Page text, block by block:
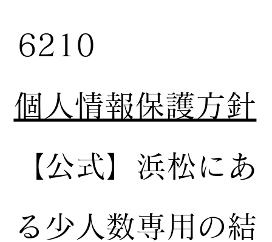
6210
個人情報保護方針
【公式】 浜松にあ
る少人数専用の結